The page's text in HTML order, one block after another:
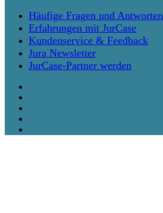
Häufige Fragen und Antworten
Erfahrungen mit JurCase
Kundenservice & Feedback
Jura Newsletter
JurCase-Partner werden